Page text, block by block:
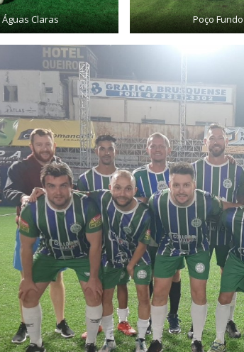
Águas Claras Poço Fundo